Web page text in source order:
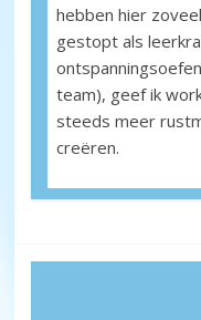
hebben hier
gestopt als
team), geef ik
steeds meer
creëren.